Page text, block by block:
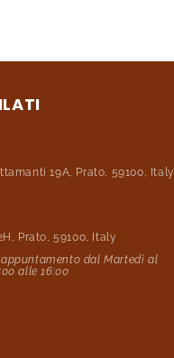
19A, Prato, 59100, Italy
Prato, 59100, Italy
dal Martedì al
alle 16:00